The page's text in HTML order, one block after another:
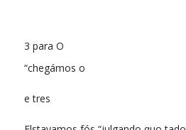
3 para O
“chegámos o
e tres